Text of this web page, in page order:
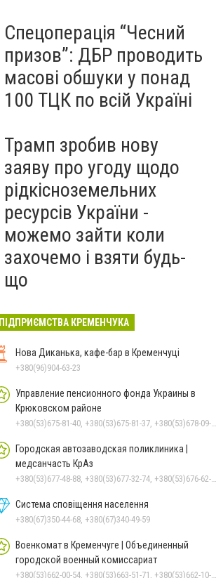
Спецоперація “Чесний
призов”: ДБР проводить
масові обшуки у понад
100 ТЦК по всій Україні
Трамп зробив нову
заяву про угоду щодо
рідкісноземельних
ресурсів України -
можемо зайти коли
захочемо і взяти будь-
що
ПІДПРИЄМСТВА КРЕМЕНЧУКА
Нова Диканька, кафе-бар в Кременчуці
+380(96)904-63-23
Управление пенсионного фонда Украины в
Крюковском районе
+380(53)675-81-40, +380(53)675-81-37, +380(53)678-09-01, +380(53)675-81-32, +380(53)675-81-33, +380(53)675-81-38, +380(53)675-81-31, +380(53)678-08-87
Городская автозаводская поликлиника |
медсанчасть КрАз
+380(53)677-48-88, +380(53)677-32-74, +380(53)676-62-99, +380536766187
Система сповіщення населення
+380(67)350-44-68, +380(67)340-49-59
Военкомат в Кременчуге | Объединенный
городской военный комиссариат
+380(53)662-00-54, +380(53)663-51-71, +380(53)662-10-35